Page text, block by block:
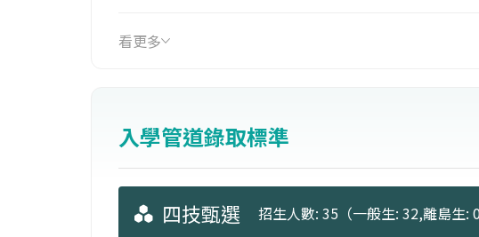
看更多
入學管道錄取標準
四技甄選 招生人數: 35（一般生: 32,離島生: